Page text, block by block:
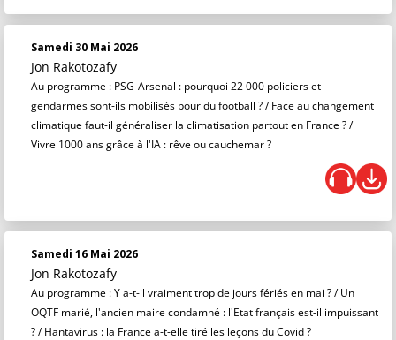
Samedi 30 Mai 2026
Jon Rakotozafy
Au programme : PSG-Arsenal : pourquoi 22 000 policiers et
gendarmes sont-ils mobilisés pour du football ? / Face au changement
climatique faut-il généraliser la climatisation partout en France ? /
Vivre 1000 ans grâce à l'IA : rêve ou cauchemar ?
Samedi 16 Mai 2026
Jon Rakotozafy
Au programme : Y a-t-il vraiment trop de jours fériés en mai ? / Un
OQTF marié, l'ancien maire condamné : l'Etat français est-il impuissant
? / Hantavirus : la France a-t-elle tiré les leçons du Covid ?